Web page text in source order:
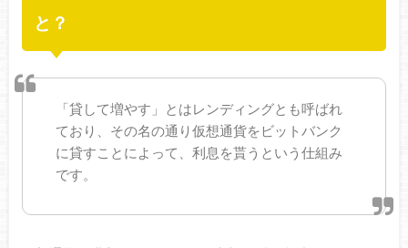
と？
「貸して増やす」とはレンディングとも呼ばれ
ており、その名の通り仮想通貨をビットバンク
に貸すことによって、利息を貰うという仕組み
です。